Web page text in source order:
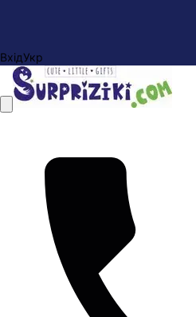
ВхідУкр